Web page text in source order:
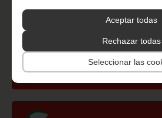
Aceptar todas
Rechazar todas
Seleccionar las
Gobierno e
Información de